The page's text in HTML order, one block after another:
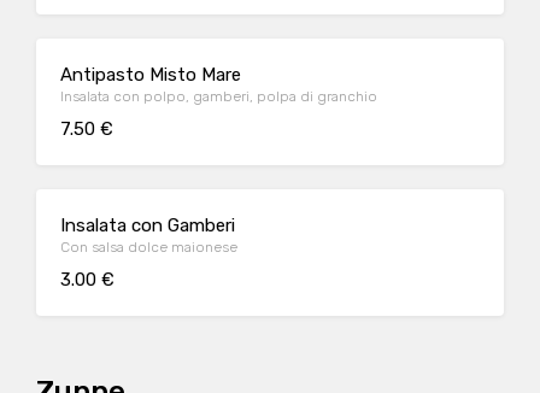
Antipasto Misto Mare
Insalata con polpo, gamberi, polpa di granchio
7.50 €
Insalata con Gamberi
Con salsa dolce maionese
3.00 €